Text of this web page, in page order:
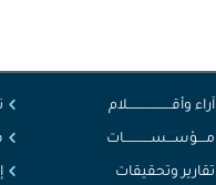
آراء وأقــــــــــــــــــــلام
مــــؤســـســــــــــــات
تقارير وتحقيقات